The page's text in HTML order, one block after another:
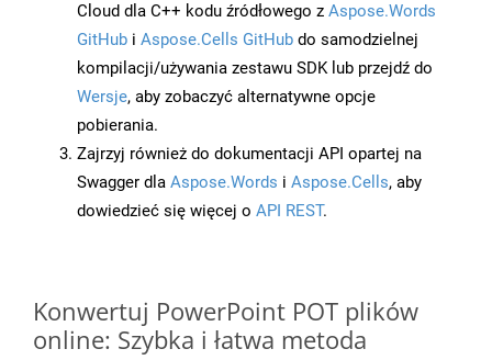
Cloud dla C++ kodu źródłowego z Aspose.Words
GitHub i Aspose.Cells GitHub do samodzielnej
kompilacji/używania zestawu SDK lub przejdź do
Wersje, aby zobaczyć alternatywne opcje
pobierania.
Zajrzyj również do dokumentacji API opartej na
Swagger dla Aspose.Words i Aspose.Cells, aby
dowiedzieć się więcej o API REST.
Konwertuj PowerPoint POT plików
online: Szybka i łatwa metoda